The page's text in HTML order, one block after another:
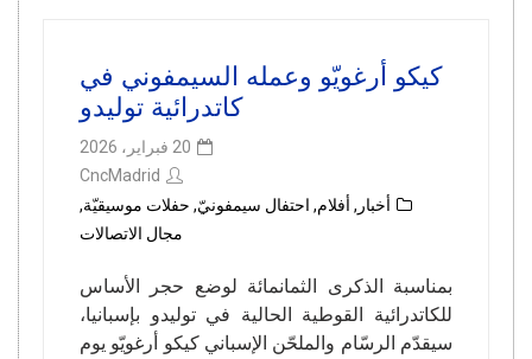
كيكو أرغويّو وعمله السيمفوني في
كاتدرائية توليدو
20 فبراير، 2026
CncMadrid
أخبار , أفلام, احتفال سيمفونيّ, حفلات موسيقيّة,
مجال الاتصالات
بمناسبة الذكرى الثمانمائة لوضع حجر الأساس
للكاتدرائية القوطية الحالية في توليدو بإسبانيا،
سيقدّم الرسّام والملحّن الإسباني كيكو أرغويّو يوم